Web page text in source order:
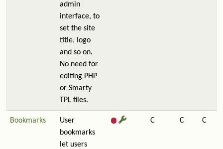
admin
interface, to
set the site
title, logo
and so on.
No need for
editing PHP
or Smarty
TPL files.
Bookmarks
User
bookmarks
let users
C C C